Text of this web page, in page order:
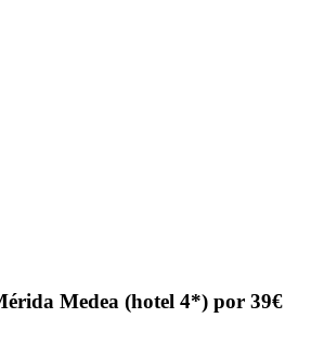
Medea (hotel 4*) por 39€